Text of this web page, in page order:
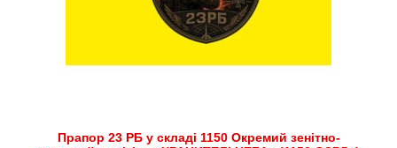
Прапор 23 РБ у складі 1150 Окремий зенітно-